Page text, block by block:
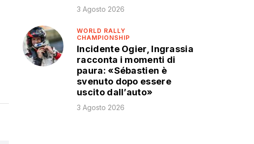
3 Agosto 2026
WORLD RALLY
CHAMPIONSHIP
Incidente Ogier, Ingrassia
racconta i momenti di
paura: «Sébastien è
svenuto dopo essere
uscito dall’auto»
3 Agosto 2026